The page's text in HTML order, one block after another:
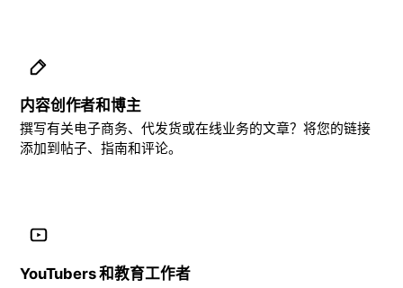
内容创作者和博主
撰写有关电子商务、代发货或在线业务的文章？将您的链接
添加到帖子、指南和评论。
YouTubers 和教育工作者